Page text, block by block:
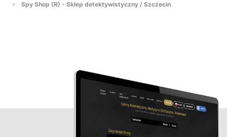
Spy Shop (R) - Sklep detektywistyczny / Szczecin